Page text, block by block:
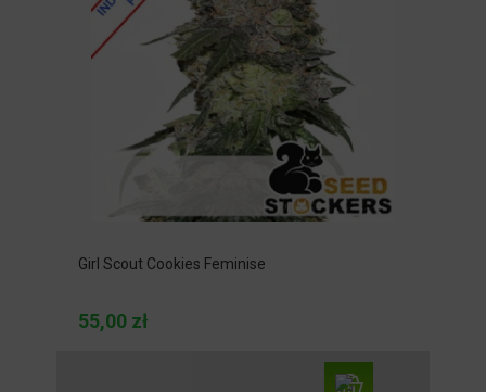
Girl Scout Cookies Feminise
55,00 zł